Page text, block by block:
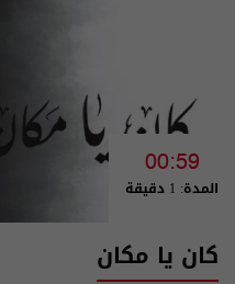
00:59
المدة: 1 دقيقة
كان يا مكان